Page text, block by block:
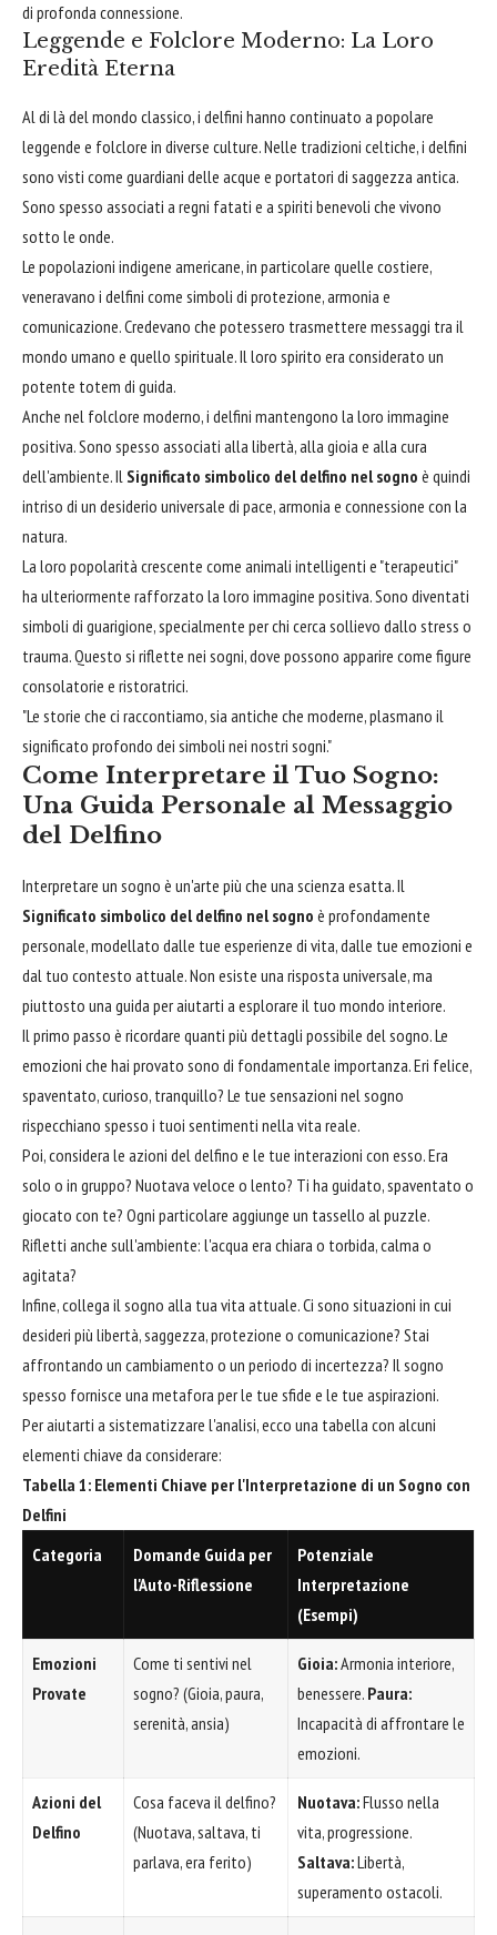
di profonda connessione.
Leggende e Folclore Moderno: La Loro
Eredità Eterna
Al di là del mondo classico, i delfini hanno continuato a popolare
leggende e folclore in diverse culture. Nelle tradizioni celtiche, i delfini
sono visti come guardiani delle acque e portatori di saggezza antica.
Sono spesso associati a regni fatati e a spiriti benevoli che vivono
sotto le onde.
Le popolazioni indigene americane, in particolare quelle costiere,
veneravano i delfini come simboli di protezione, armonia e
comunicazione. Credevano che potessero trasmettere messaggi tra il
mondo umano e quello spirituale. Il loro spirito era considerato un
potente totem di guida.
Anche nel folclore moderno, i delfini mantengono la loro immagine
positiva. Sono spesso associati alla libertà, alla gioia e alla cura
dell'ambiente. Il Significato simbolico del delfino nel sogno è quindi
intriso di un desiderio universale di pace, armonia e connessione con la
natura.
La loro popolarità crescente come animali intelligenti e "terapeutici"
ha ulteriormente rafforzato la loro immagine positiva. Sono diventati
simboli di guarigione, specialmente per chi cerca sollievo dallo stress o
trauma. Questo si riflette nei sogni, dove possono apparire come figure
consolatorie e ristoratrici.
"Le storie che ci raccontiamo, sia antiche che moderne, plasmano il
significato profondo dei simboli nei nostri sogni."
Come Interpretare il Tuo Sogno:
Una Guida Personale al Messaggio
del Delfino
Interpretare un sogno è un'arte più che una scienza esatta. Il
Significato simbolico del delfino nel sogno è profondamente
personale, modellato dalle tue esperienze di vita, dalle tue emozioni e
dal tuo contesto attuale. Non esiste una risposta universale, ma
piuttosto una guida per aiutarti a esplorare il tuo mondo interiore.
Il primo passo è ricordare quanti più dettagli possibile del sogno. Le
emozioni che hai provato sono di fondamentale importanza. Eri felice,
spaventato, curioso, tranquillo? Le tue sensazioni nel sogno
rispecchiano spesso i tuoi sentimenti nella vita reale.
Poi, considera le azioni del delfino e le tue interazioni con esso. Era
solo o in gruppo? Nuotava veloce o lento? Ti ha guidato, spaventato o
giocato con te? Ogni particolare aggiunge un tassello al puzzle.
Rifletti anche sull'ambiente: l'acqua era chiara o torbida, calma o
agitata?
Infine, collega il sogno alla tua vita attuale. Ci sono situazioni in cui
desideri più libertà, saggezza, protezione o comunicazione? Stai
affrontando un cambiamento o un periodo di incertezza? Il sogno
spesso fornisce una metafora per le tue sfide e le tue aspirazioni.
Per aiutarti a sistematizzare l'analisi, ecco una tabella con alcuni
elementi chiave da considerare:
Tabella 1: Elementi Chiave per l'Interpretazione di un Sogno con
Delfini
Categoria
Domande Guida per
l'Auto-Riflessione
Potenziale
Interpretazione
(Esempi)
Emozioni
Provate
Come ti sentivi nel
sogno? (Gioia, paura,
serenità, ansia)
Gioia:Armonia interiore,
benessere. Paura:
Incapacità di affrontare le
emozioni.
Azioni del
Delfino
Cosa faceva il delfino?
(Nuotava, saltava, ti
parlava, era ferito)
Nuotava:Flusso nella
vita, progressione.
Saltava:Libertà,
superamento ostacoli.